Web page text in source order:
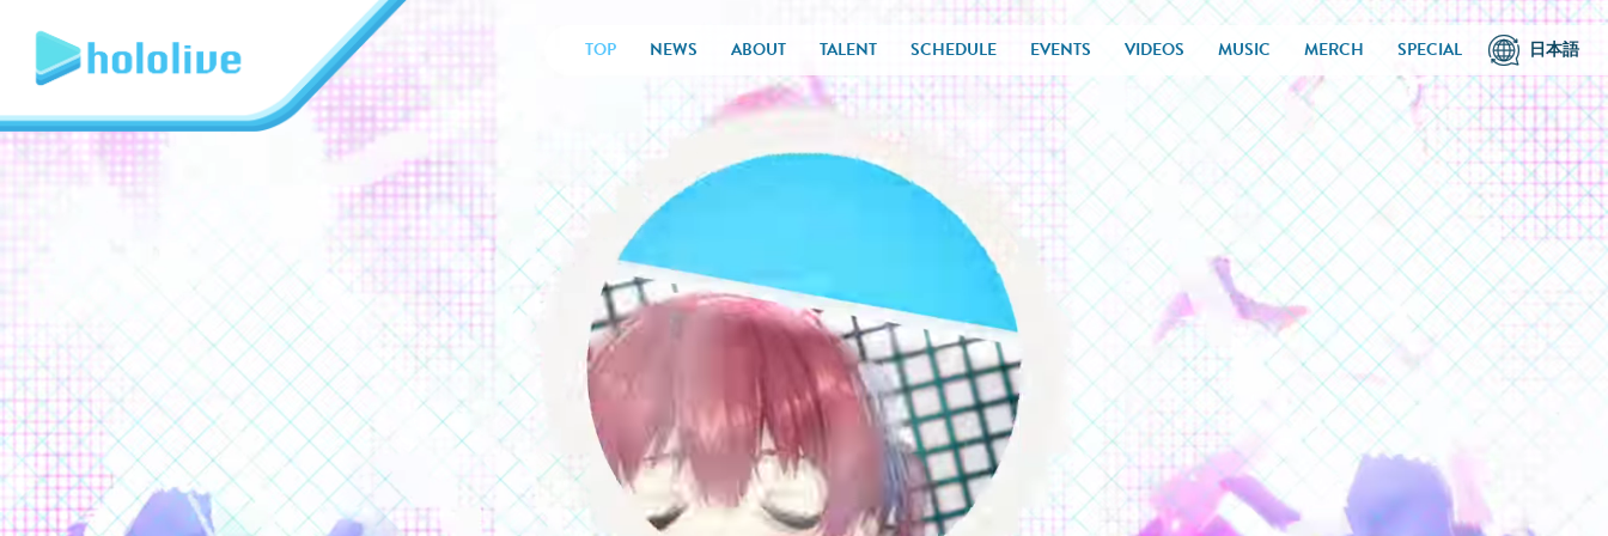
TOP NEWS ABOUT TALENT SCHEDULE EVENTS VIDEOS MUSIC MERCH SPECIAL 日本語